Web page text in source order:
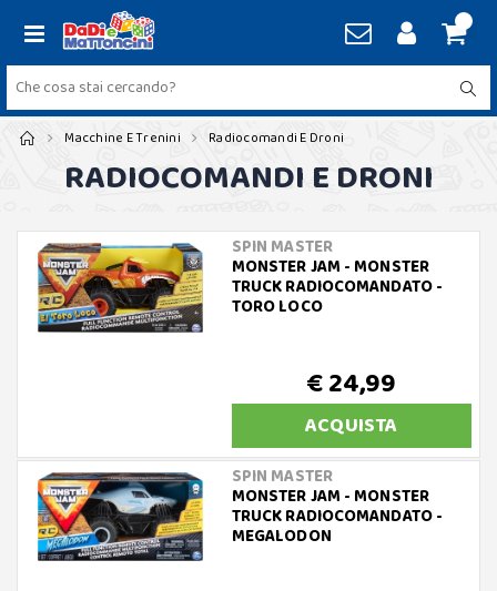
Macchine E Trenini Radiocomandi E Droni
RADIOCOMANDI E DRONI
SPIN MASTER
MONSTER JAM - MONSTER
TRUCK RADIOCOMANDATO -
TORO LOCO
€ 24,99
ACQUISTA
SPIN MASTER
MONSTER JAM - MONSTER
TRUCK RADIOCOMANDATO -
MEGALODON